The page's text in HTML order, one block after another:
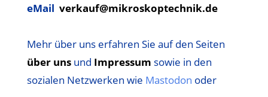
eMail verkauf@mikroskoptechnik.de
Mehr über uns erfahren Sie auf den Seiten
über unsund Impressum sowie in den
sozialen Netzwerken wie Mastodon oder